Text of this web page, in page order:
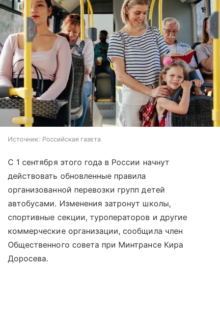
Источник: Российская газета
С 1 сентября этого года в России начнут
действовать обновленные правила
организованной перевозки групп детей
автобусами. Изменения затронут школы,
спортивные секции, туроператоров и другие
коммерческие организации, сообщила член
Общественного совета при Минтрансе Кира
Доросева.